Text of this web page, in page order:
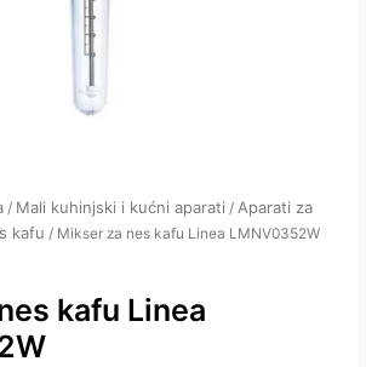
/ Mali kuhinjski i kućni aparati /Aparati za
kafu / Mikser za nes kafu Linea LMNV0352W
kafu Linea